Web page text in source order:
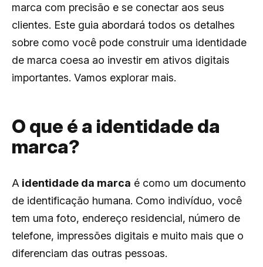
marca com precisão e se conectar aos seus
clientes. Este guia abordará todos os detalhes
sobre como você pode construir uma identidade
de marca coesa ao investir em ativos digitais
importantes. Vamos explorar mais.
O que é a identidade da
marca?
A identidade da marca é como um documento
de identificação humana. Como indivíduo, você
tem uma foto, endereço residencial, número de
telefone, impressões digitais e muito mais que o
diferenciam das outras pessoas.